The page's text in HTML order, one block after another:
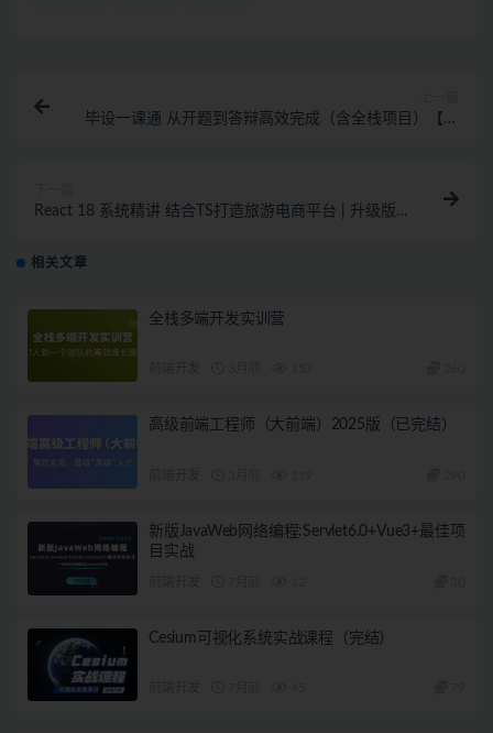
毕设一课通 从开题到答辩高效完成（含全栈项目）【完
React 18 系统精讲 结合TS打造旅游电商平台 | 升级版
相关文章
全栈多端开发实训营
高级前端工程师（大前端）2025版（已完结）
新版JavaWeb网络编程:Servlet6.0+Vue3+最佳项
目实战
Cesium可视化系统实战课程（完结）